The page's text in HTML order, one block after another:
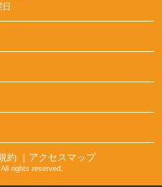
約 ｜アクセスマップ
rights reserved.